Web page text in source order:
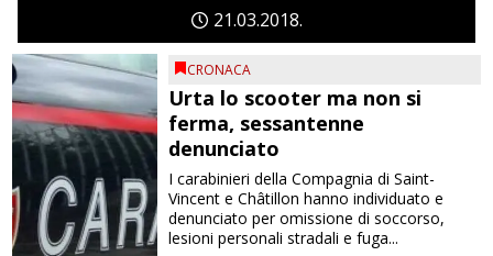
21 03 2018
CRONACA
Urta lo scooter ma non si
ferma, sessantenne
denunciato
I carabinieri della Compagnia di Saint-
Vincent e Châtillon hanno individuato e
denunciato per omissione di soccorso,
lesioni personali stradali e fuga...